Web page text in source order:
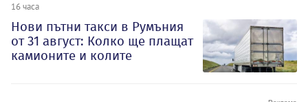
16 часа
Нови пътни такси в Румъния
от 31 август: Колко ще плащат
камионите и колите